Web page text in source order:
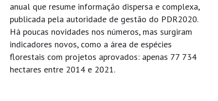
anual que resume informação dispersa e complexa,
publicada pela autoridade de gestão do PDR2020.
Há poucas novidades nos números, mas surgiram
indicadores novos, como a área de espécies
florestais com projetos aprovados: apenas 77 734
hectares entre 2014 e 2021.